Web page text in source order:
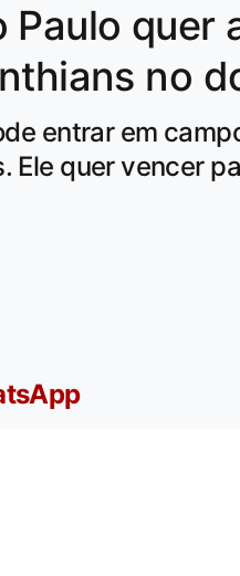
Paulo quer
no
entrar em
Ele quer vencer